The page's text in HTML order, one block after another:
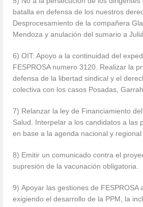
batalla en defensa de los nuestros
Desprocesamiento de la compañera
Mendoza y anulación del sumario a
6) OIT: Apoyo a la continuidad del
FESPROSA numero 3120. Realizar la
defensa de la libertad sindical y el
colectiva con los casos Posadas,
7) Relanzar la ley de Financiamiento
Salud. Interpelar a los candidatos a las
en base a la agenda nacional y regional
8) Emitir un comunicado contra el
supresión de la vacunación obligatoria.
9) Apoyar las gestiones de FESPROSA
exigiendo el desarrollo de la PPM, la